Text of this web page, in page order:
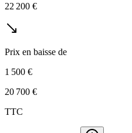
22 200 €
Prix en baisse de
1 500 €
20 700 €
TTC